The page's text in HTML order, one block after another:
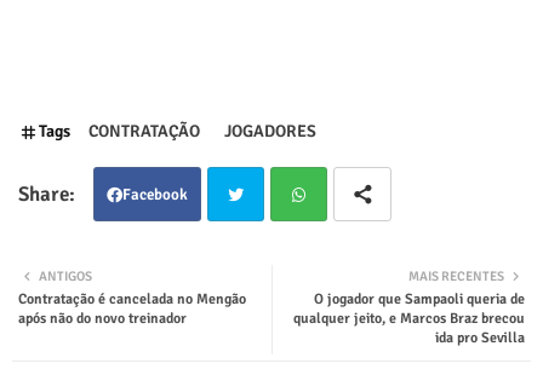
Tags CONTRATAÇÃO JOGADORES
Facebook
ter
MAIS RECENTES
O jogador que Sampaoli queria de
qualquer jeito, e Marcos Braz brecou
ida pro Sevilla
ANTIGOS
Contratação é cancelada no Mengão
após não do novo treinador